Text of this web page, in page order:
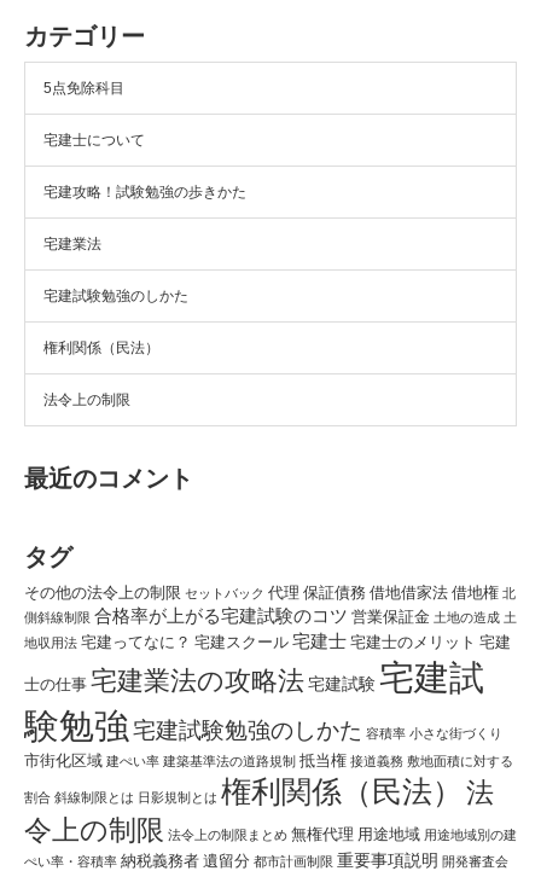
カテゴリー
5点免除科目
宅建士について
宅建攻略！試験勉強の歩きかた
宅建業法
宅建試験勉強のしかた
権利関係（民法）
法令上の制限
最近のコメント
タグ
その他の法令上の制限 セットバック 代理 保証債務 借地借家法 借地権 北
側斜線制限 合格率が上がる宅建試験のコツ 営業保証金 土地の造成 土
地収用法 宅建ってなに？ 宅建スクール 宅建士 宅建士のメリット 宅建
士の仕事 宅建業法の攻略法宅建試験 宅建試
験勉強宅建試験勉強のしかた 容積率 小さな街づくり
市街化区域 建ぺい率 建築基準法の道路規制 抵当権 接道義務 敷地面積に対する
割合 斜線制限とは 日影規制とは 権利関係（民法）
法
令上の制限 法令上の制限まとめ 無権代理 用途地域 用途地域別の建
ぺい率・容積率 納税義務者 遺留分 都市計画制限 重要事項説明 開発審査会